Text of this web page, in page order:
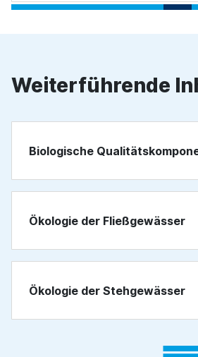
Weiterführende
Biologische
Ökologie der Fließgewässer
Ökologie der Stehgewässer